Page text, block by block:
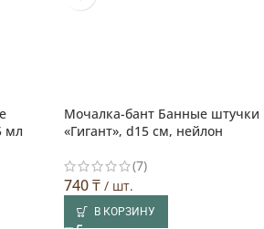
мл
Мочалка-бант Банные штучки
«Гигант», d15 см, нейлон
(7)
740₸ / шт.
В КОРЗИНУ